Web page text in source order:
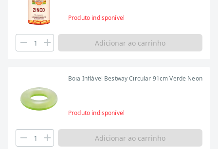
Produto indisponível
Adicionar ao carrinho
Boia Inflável Bestway Circular 91cm Verde Neon
Produto indisponível
Adicionar ao carrinho